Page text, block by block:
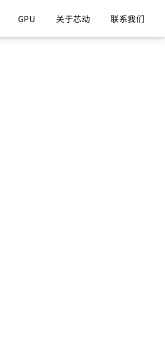
GPU 关于芯动 联系我们